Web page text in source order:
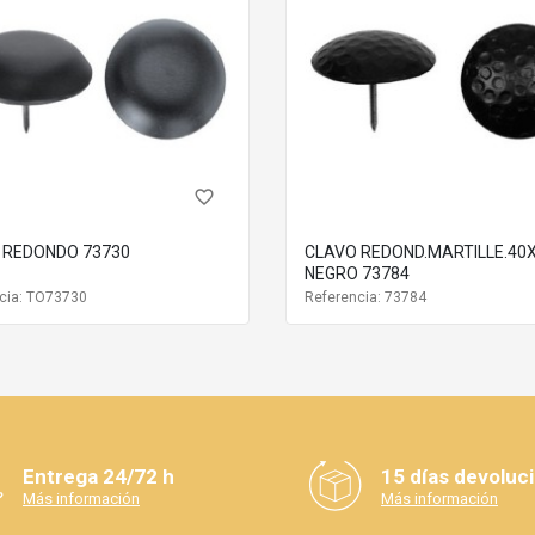
favorite_border
73730
TO73730
CLAVO
NEGRO 73784
Referencia: 73784
Entrega 24/72 h
Más información
15 días
Más información